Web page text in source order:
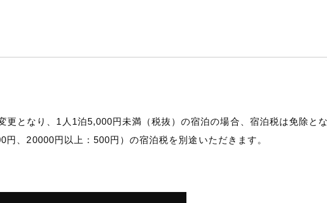
となり、1人1泊5,000円未満（税抜）の宿泊の場合、宿泊税は免除と
、20000円以上：500円）の宿泊税を別途いただきます。